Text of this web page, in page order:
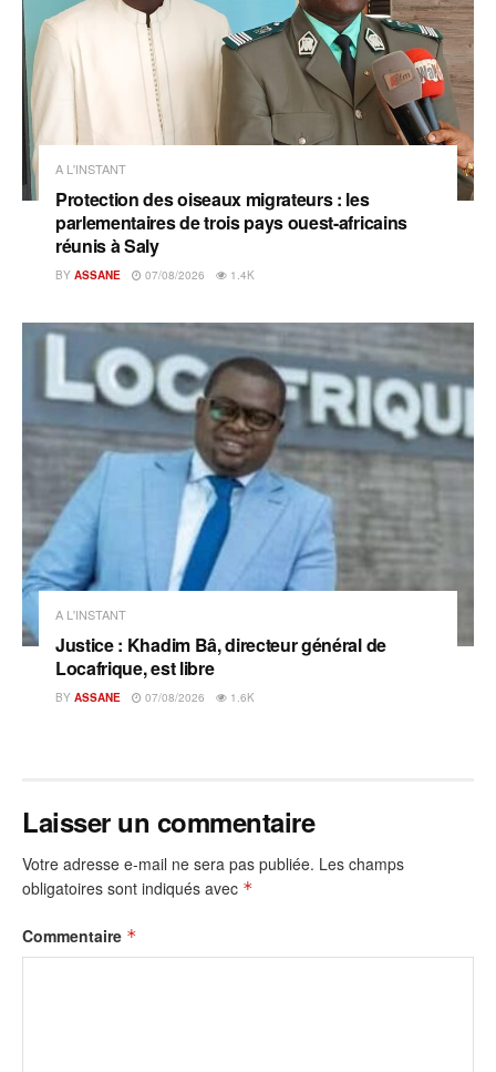
A L'INSTANT
Protection des oiseaux migrateurs : les
parlementaires de trois pays ouest-africains
réunis à Saly
BY ASSANE 07/08/2026 1.4K
A L'INSTANT
Justice : Khadim Bâ, directeur général de
Locafrique, est libre
BY ASSANE 07/08/2026 1.6K
Laisser un commentaire
Votre adresse e-mail ne sera pas publiée. Les champs
obligatoires sont indiqués avec *
Commentaire *